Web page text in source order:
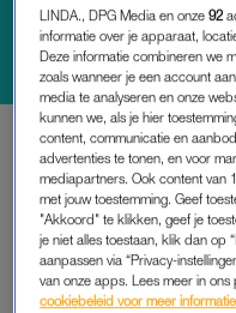
AMBER:
ZIJN, KAN IK
LEES
LINDA., DPG Media en onze92
informatie over je apparaat,
Deze informatie combineren we
zoals wanneer je een account
media te analyseren en onze
kunnen we, als je hier
content, communicatie en
advertenties te tonen, en voor
mediapartners. Ook content van
met jouw toestemming. Geef
"Akkoord" te klikken, geef je
je niet alles toestaan, klik dan op
aanpassen via “Privacy-
van onze apps. Lees meer in
cookiebeleid voor meer